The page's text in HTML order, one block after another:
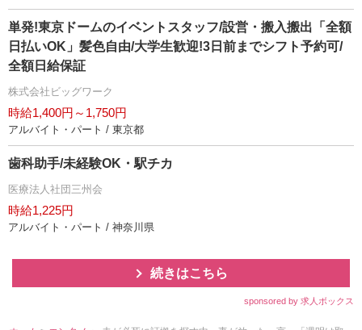
単発!東京ドームのイベントスタッフ/設営・搬入搬出「全額
日払いOK」髪色自由/大学生歓迎!3日前までシフト予約可/
全額日給保証
株式会社ビッグワーク
時給1,400円～1,750円
アルバイト・パート / 東京都
歯科助手/未経験OK・駅チカ
医療法人社団三州会
時給1,225円
アルバイト・パート / 神奈川県
続きはこちら
sponsored by 求人ボックス